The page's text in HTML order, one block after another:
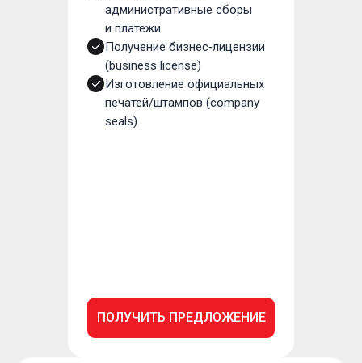
административные сборы
и платежи
Получение бизнес‑лицензии
(business license)
Изготовление официальных
печатей/штампов (company
seals)
ПОЛУЧИТЬ ПРЕДЛОЖЕНИЕ